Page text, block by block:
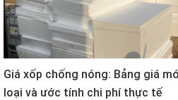
Giá xốp chống nóng: Bảng giá
loại và ước tính chi phí thực tế